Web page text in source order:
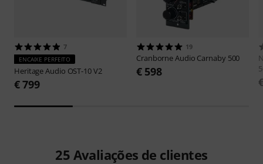
7
ENCAIXE PERFEITO
Heritage Audio OST-10 V2
€ 799
19
Cranborne Audio Carnaby 500
€ 598
25 Avaliações de clientes